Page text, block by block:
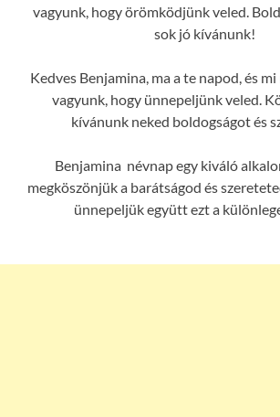
vagyunk, hogy örömködjünk veled.
sok jó kívánunk!
Kedves Benjamina, ma a te napod, és
vagyunk, hogy ünnepeljünk veled.
kívánunk neked boldogságot és
Benjamina névnap egy kiváló
megköszönjük a barátságod és
ünnepeljük együtt ezt a